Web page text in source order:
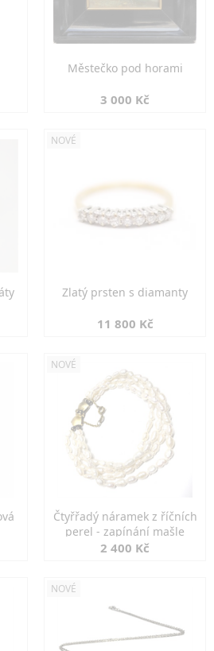
Městečko pod horami
3 000 Kč
NOVÉ
Zlatý prsten s diamanty
11 800 Kč
NOVÉ
Čtyřřadý náramek z říčních
perel - zapínání mašle
2 400 Kč
NOVÉ